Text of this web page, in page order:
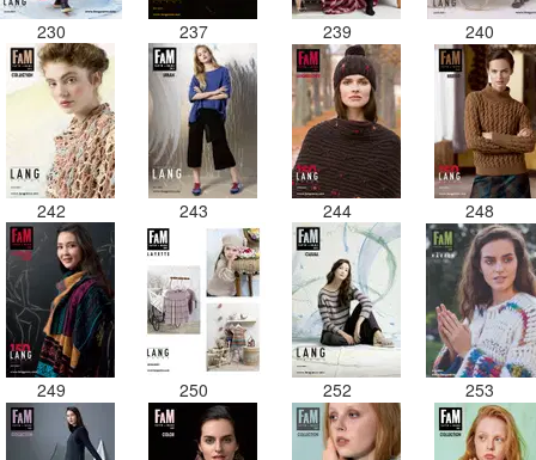
230 237 239 240
242 243 244 248
249 250 252 253